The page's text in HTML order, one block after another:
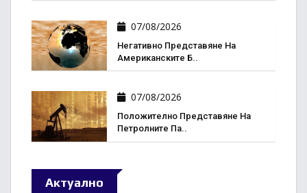
07/08/2026
Негативно Представяне На
Американските Б..
07/08/2026
Положително Представяне На
Петролните Па..
Актуално